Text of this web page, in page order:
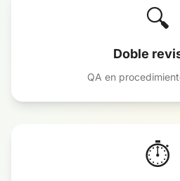
🔍
Doble
QA en
⏱️